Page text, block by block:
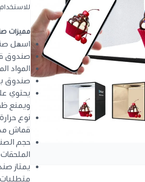
للاستخدام متوفر
مميزات
اسهل
صندوق
المواد
صندوق بمقاس 25*25 مع إضاءة صغير محمول
يحتوي
ويمنع
قماش
يمتاز
متطلبات